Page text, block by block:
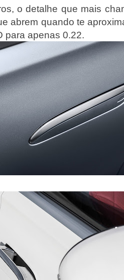
o detalhe que mais
abrem quando te
para apenas 0.22.